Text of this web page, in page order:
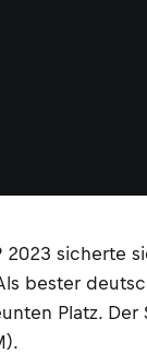
sicherte
bester
Platz.